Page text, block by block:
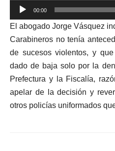
Reproductor
de
audio
00:00
El abogado Jorge Vásquez
Carabineros no tenía
de sucesos violentos, y
dado de baja solo por la
Prefectura y la Fiscalía,
apelar de la decisión y
otros policías uniformados